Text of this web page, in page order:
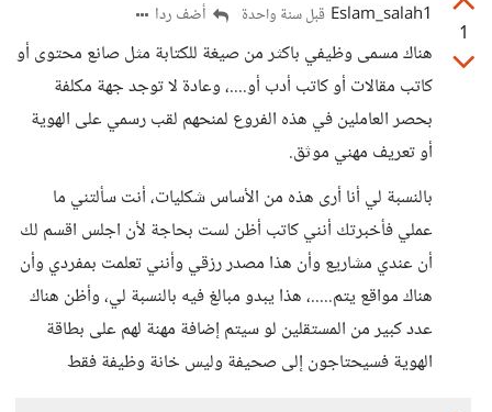
1
Eslam_salah1 قبل سنة واحدة أضف ردا
هناك مسمى وظيفي باكثر من صيغة للكتابة مثل صانع محتوى أو
كاتب مقالات أو كاتب أدب أو....، وعادة لا توجد جهة مكلفة
بحصر العاملين في هذه الفروع لمنحهم لقب رسمي على الهوية
أو تعريف مهني موثق.
بالنسبة لي أنا أرى هذه من الأساس شكليات، أنت سألتني ما
عملي فأخبرتك أنني كاتب أظن لست بحاجة لأن اجلس اقسم لك
أن عندي مشاريع وأن هذا مصدر رزقي وأنني تعلمت بمفردي وأن
هناك مواقع يتم.....، هذا يبدو مبالغ فيه بالنسبة لي، وأظن هناك
عدد كبير من المستقلين لو سيتم إضافة مهنة لهم على بطاقة
الهوية فسيحتاجون إلى صحيفة وليس خانة وظيفة فقط